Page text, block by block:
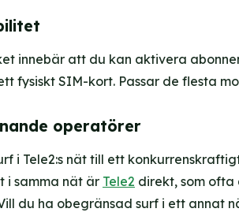
innebär att du kan aktivera
fysiskt SIM-kort. Passar de flesta
operatörer
i Tele2:s nät till ett
i samma nät är Tele2 direkt, som ofta
du ha obegränsad surf i ett annat